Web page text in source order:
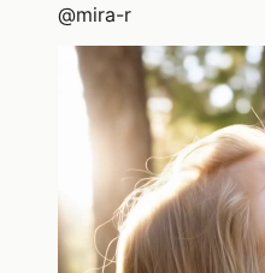
@mira-r